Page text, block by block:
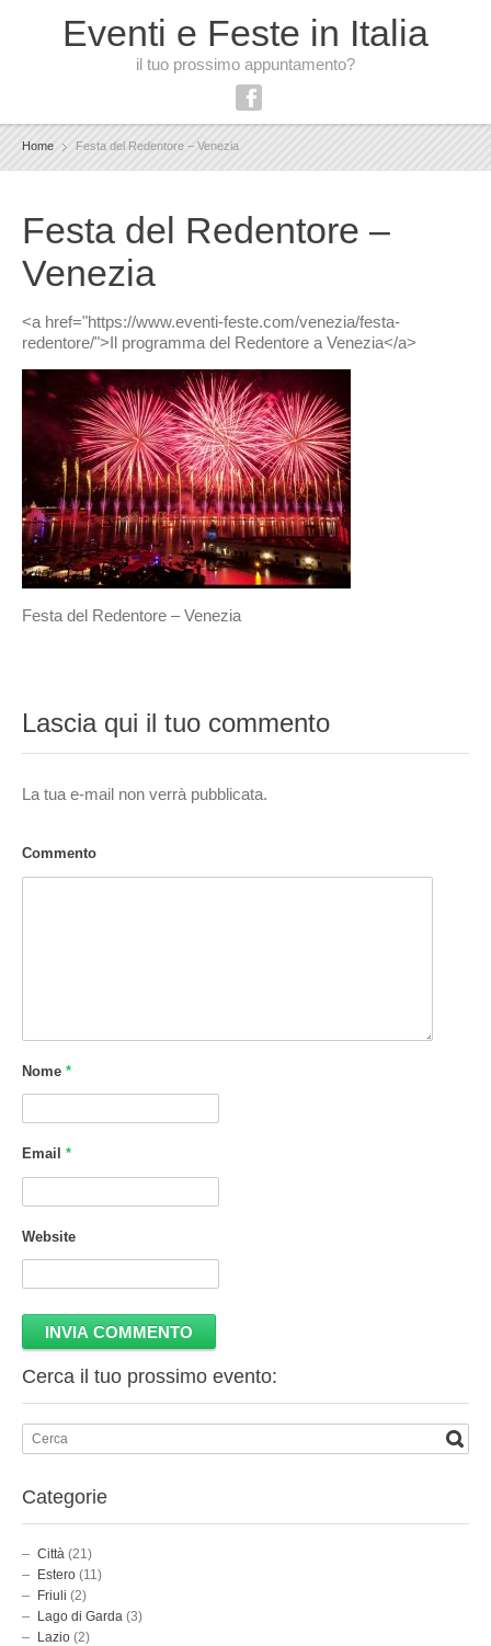
Eventi e Feste in Italia
il tuo prossimo appuntamento?
Home Festa del Redentore – Venezia
Festa del Redentore –
Venezia
<a href="https://www.eventi-feste.com/venezia/festa-
redentore/">Il programma del Redentore a Venezia</a>
Festa del Redentore – Venezia
Lascia qui il tuo commento
La tua e-mail non verrà pubblicata.
Commento
Nome *
Email *
Website
Cerca il tuo prossimo evento:
Categorie
Città (21)
Estero (11)
Friuli (2)
Lago di Garda (3)
Lazio (2)